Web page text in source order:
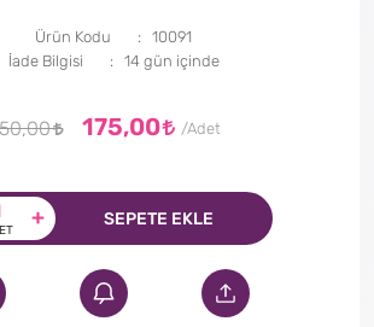
Ürün Kodu
10091
İade Bilgisi
175,00
+ SEPETE EKLE